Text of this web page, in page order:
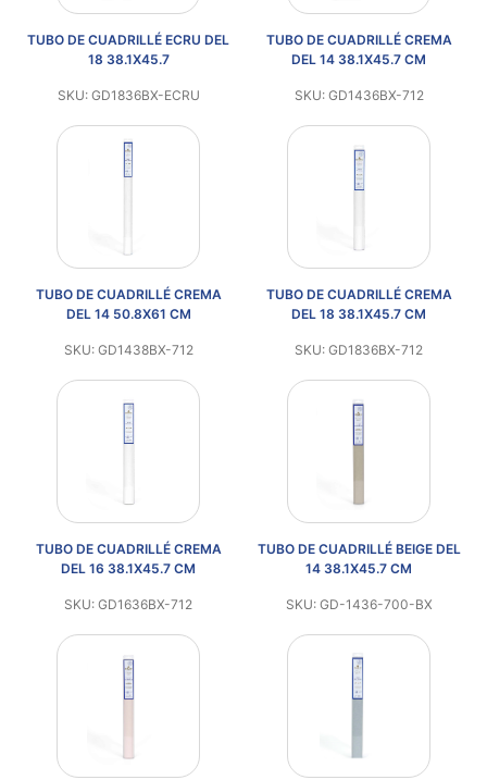
TUBO DE CUADRILLÉ ECRU DEL
18 38.1X45.7
SKU: GD1836BX-ECRU
TUBO DE CUADRILLÉ CREMA
DEL 14 38.1X45.7 CM
SKU: GD1436BX-712
TUBO DE CUADRILLÉ CREMA
DEL 14 50.8X61 CM
SKU: GD1438BX-712
TUBO DE CUADRILLÉ CREMA
DEL 18 38.1X45.7 CM
SKU: GD1836BX-712
TUBO DE CUADRILLÉ CREMA
DEL 16 38.1X45.7 CM
SKU: GD1636BX-712
TUBO DE CUADRILLÉ BEIGE DEL
14 38.1X45.7 CM
SKU: GD-1436-700-BX